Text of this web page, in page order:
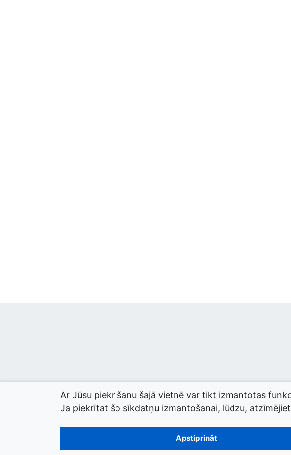
© 2026 termini.gov.lv. Izstrādātājs:
Ar Jūsu piekrišanu šajā vietnē var tikt izmantotas
Ja piekrītat šo sīkdatņu izmantošanai, lūdzu,
Apstiprināt